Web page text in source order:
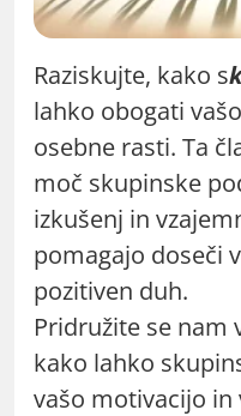
Raziskujte, kako s
lahko obogati
osebne rasti. Ta
moč skupinske
izkušenj in
pomagajo doseči
pozitiven duh.
Pridružite se nam
kako lahko
vašo motivacijo